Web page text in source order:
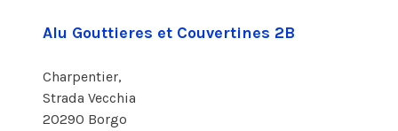
Alu Gouttieres et Couvertines 2B
Charpentier,
Strada Vecchia
20290 Borgo